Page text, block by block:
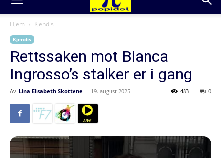
Hjem Kjendis
Kjendis
Rettssaken mot Bianca
Ingrosso’s stalker er i gang
Av Lina Elisabeth Skottene - 19. august 2025 0
483